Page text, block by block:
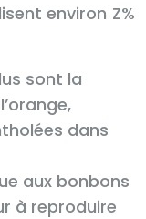
environ Z%
sont la
dans
aux bonbons
à reproduire